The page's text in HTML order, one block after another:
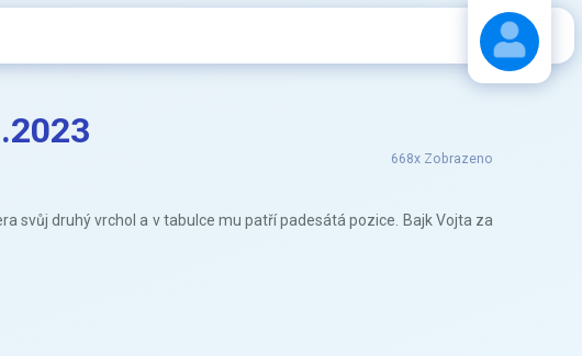
668x Zobrazeno
svůj druhý vrchol a v tabulce mu patří padesátá pozice. Bajk Vojta za